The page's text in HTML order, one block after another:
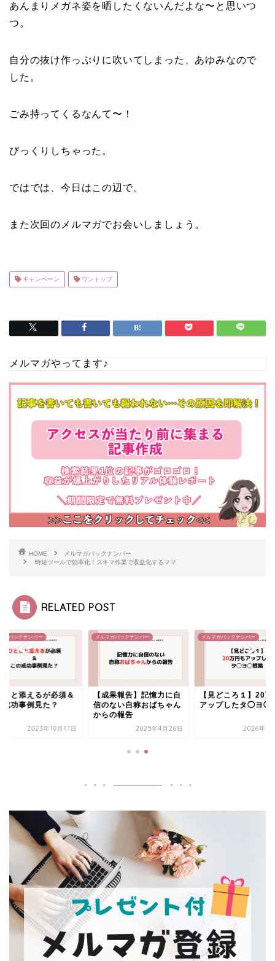
あんまりメガネ姿を晒したくないんだよな〜と思いつ
つ。
自分の抜け作っぷりに吹いてしまった、あゆみなので
した。
ごみ持ってくるなんて〜！
びっくりしちゃった。
ではでは、今日はこの辺で。
また次回のメルマガでお会いしましょう。
キャンペーン ワントップ
メルマガやってます♪
HOME
メルマガバックナンバー
時短ツールで効率化！スキマ作業で収益化するママ
RELATED POST
ガバックナンバー
こと添えるが必須＆
成功事例見た？
2023年10月17日
メルマガバックナンバー
【成果報告】記憶力に自
信のない自称おばちゃん
からの報告
2025年4月26日
メルマガバックナンバー
【見どころ１】20万
アップしたタ◯ヨ◯
2026年4